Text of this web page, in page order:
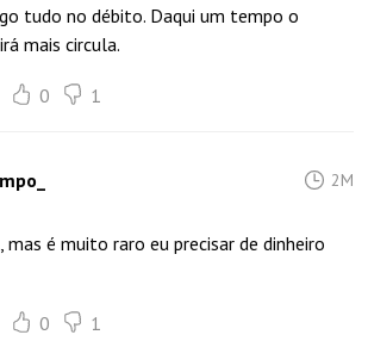
tudo no débito. Daqui um tempo o
mais circula.
0 1
2M
mas é muito raro eu precisar de dinheiro
0 1